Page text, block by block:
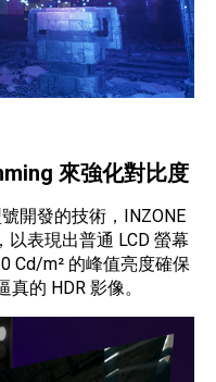
來強化對比度
開發的技術，INZONE
以表現出普通 LCD 螢幕
Cd/m² 的峰值亮度確保
的 HDR 影像。